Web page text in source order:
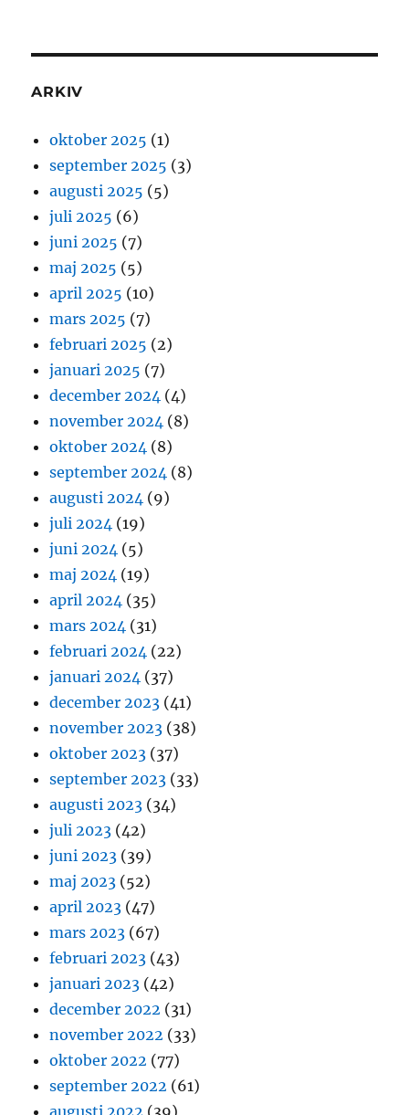
ARKIV
oktober 2025 (1)
september 2025 (3)
augusti 2025 (5)
juli 2025 (6)
juni 2025 (7)
maj 2025 (5)
april 2025 (10)
mars 2025 (7)
februari 2025 (2)
januari 2025 (7)
december 2024 (4)
november 2024 (8)
oktober 2024 (8)
september 2024 (8)
augusti 2024 (9)
juli 2024 (19)
juni 2024 (5)
maj 2024 (19)
april 2024 (35)
mars 2024 (31)
februari 2024 (22)
januari 2024 (37)
december 2023 (41)
november 2023 (38)
oktober 2023 (37)
september 2023 (33)
augusti 2023 (34)
juli 2023 (42)
juni 2023 (39)
maj 2023 (52)
april 2023 (47)
mars 2023 (67)
februari 2023 (43)
januari 2023 (42)
december 2022 (31)
november 2022 (33)
oktober 2022 (77)
september 2022 (61)